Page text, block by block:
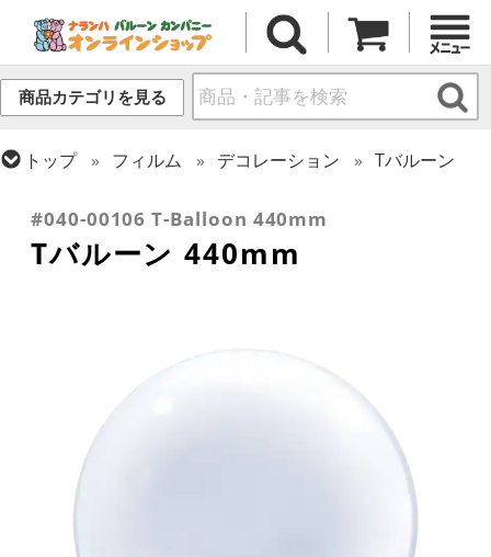
商品カテゴリを見る
トップ フィルム デコレーション
Tバルーン
#040-00106 T-Balloon 440mm
Tバルーン 440mm